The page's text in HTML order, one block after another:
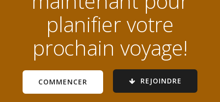
planifier votre
prochain voyage!
COMMENCER REJOINDRE